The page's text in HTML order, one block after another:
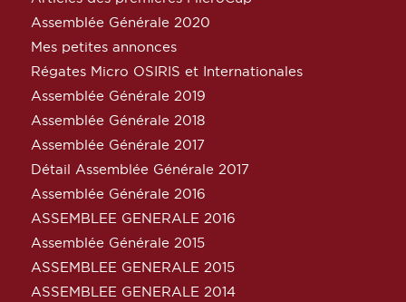
Assemblée Générale 2020
Mes petites annonces
Régates Micro OSIRIS et Internationales
Assemblée Générale 2019
Assemblée Générale 2018
Assemblée Générale 2017
Détail Assemblée Générale 2017
Assemblée Générale 2016
ASSEMBLEE GENERALE 2016
Assemblée Générale 2015
ASSEMBLEE GENERALE 2015
ASSEMBLEE GENERALE 2014